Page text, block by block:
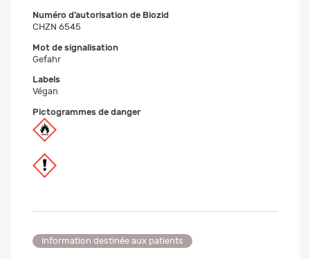
Numéro d’autorisation de Biozid
CHZN 6545
Mot de signalisation
Gefahr
Labels
Végan
Pictogrammes de danger
Information destinée aux patients